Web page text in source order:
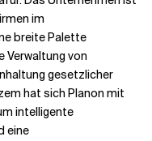
im
breite Palette
Verwaltung von
gesetzlicher
hat sich Planon mit
intelligente
eine